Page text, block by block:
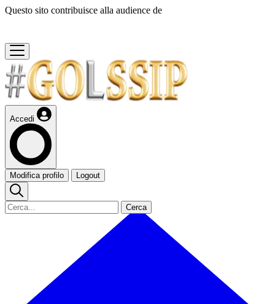
Questo sito contribuisce alla audience de
Accedi
Modifica profilo Logout
Cerca